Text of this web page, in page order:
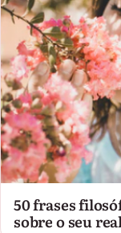
50 frases
sobre o seu